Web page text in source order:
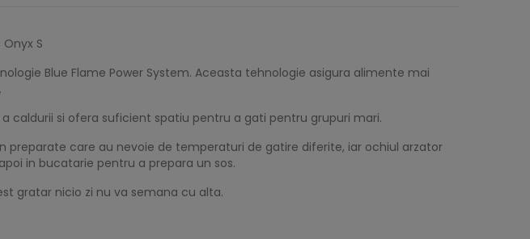
S
Blue Flame Power System. Aceasta tehnologie asigura alimente mai
si ofera suficient spatiu pentru a gati pentru grupuri mari.
care au nevoie de temperaturi de gatire diferite, iar ochiul arzator
in bucatarie pentru a prepara un sos.
gratar nicio zi nu va semana cu alta.